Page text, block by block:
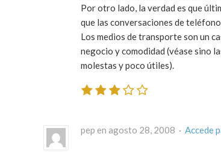
Por otro lado, la verdad es que
que las conversaciones de
Los medios de transporte son un
negocio y comodidad (véase sino
molestas y poco útiles).
pep en agosto 28, 2008 · Accede